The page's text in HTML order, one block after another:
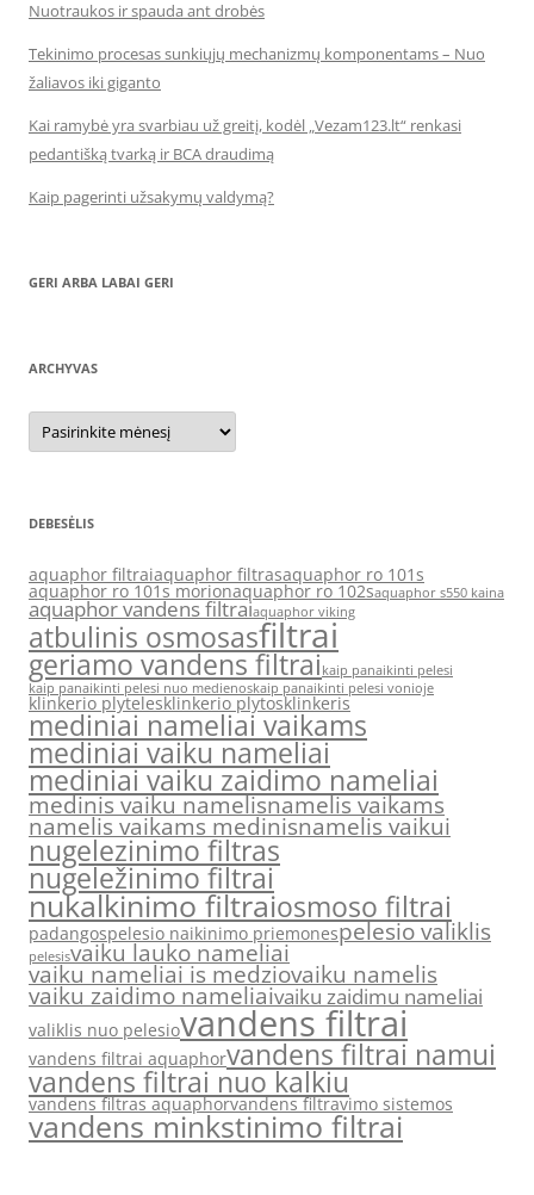
Nuotraukos ir spauda ant drobės
Tekinimo procesas sunkiųjų mechanizmų komponentams – Nuo
žaliavos iki giganto
Kai ramybė yra svarbiau už greitį, kodėl „Vezam123.lt“ renkasi
pedantišką tvarką ir BCA draudimą
Kaip pagerinti užsakymų valdymą?
GERI ARBA LABAI GERI
ARCHYVAS
Archyvas
DEBESĖLIS
aquaphor filtraiaquaphor filtrasaquaphor ro 101s
aquaphor ro 101s morionaquaphor ro 102saquaphor s550 kaina
aquaphor vandens filtraiaquaphor viking
atbulinis osmosasfiltrai
geriamo vandens filtraikaip panaikinti pelesi
kaip panaikinti pelesi nuo medienoskaip panaikinti pelesi vonioje
klinkerio plytelesklinkerio plytosklinkeris
mediniai nameliai vaikams
mediniai vaiku nameliai
mediniai vaiku zaidimo nameliai
medinis vaiku namelisnamelis vaikams
namelis vaikams medinisnamelis vaikui
nugelezinimo filtras
nugeležinimo filtrai
nukalkinimo filtraiosmoso filtrai
padangospelesio naikinimo priemonespelesio valiklis
pelesisvaiku lauko nameliai
vaiku nameliai is medziovaiku namelis
vaiku zaidimo nameliaivaiku zaidimu nameliai
valiklis nuo pelesiovandens filtrai
vandens filtrai aquaphorvandens filtrai namui
vandens filtrai nuo kalkiu
vandens filtras aquaphorvandens filtravimo sistemos
vandens minkstinimo filtrai